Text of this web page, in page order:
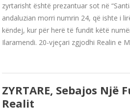
zyrtarisht është prezantuar sot në
andaluzian morri numrin 24, që ishte i
këndej, kur për herë të fundit këtë
Ilaramendi. 20-vjeçari zgjodhi Realin e
ZYRTARE, Sebajos Një
Realit